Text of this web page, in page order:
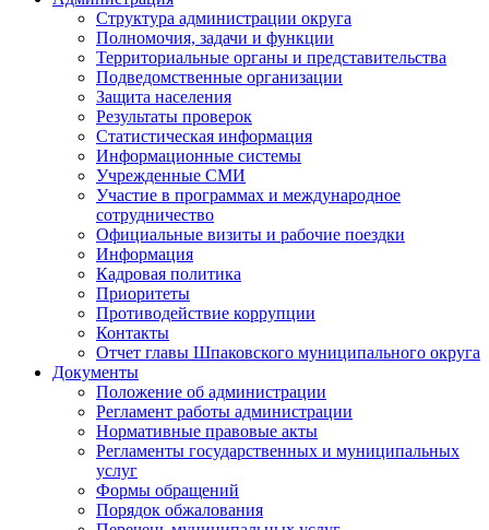
Структура администрации округа
Полномочия, задачи и функции
Территориальные органы и представительства
Подведомственные организации
Защита населения
Результаты проверок
Статистическая информация
Информационные системы
Учрежденные СМИ
Участие в программах и международное
сотрудничество
Официальные визиты и рабочие поездки
Информация
Кадровая политика
Приоритеты
Противодействие коррупции
Контакты
Отчет главы Шпаковского муниципального округа
Документы
Положение об администрации
Регламент работы администрации
Нормативные правовые акты
Регламенты государственных и муниципальных
услуг
Формы обращений
Порядок обжалования